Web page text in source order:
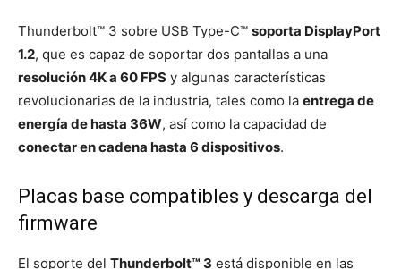
Thunderbolt™ 3 sobre USB Type-C™ soporta DisplayPort
1.2, que es capaz de soportar dos pantallas a una
resolución 4K a 60 FPS y algunas características
revolucionarias de la industria, tales como la entrega de
energía de hasta 36W, así como la capacidad de
conectar en cadena hasta 6 dispositivos.
Placas base compatibles y descarga del
firmware
El soporte del Thunderbolt™ 3 está disponible en las